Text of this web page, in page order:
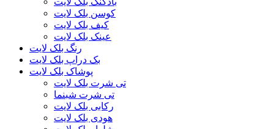
کوسن بلک لایت
کیف بلک لایت
عینک بلک لایت
رنگ بلک لایت
بک دراپ بلک لایت
پوشاک بلک لایت
تی شرت بلک لایت
تی شرت شبنما
رکابی بلک لایت
هودی بلک لایت